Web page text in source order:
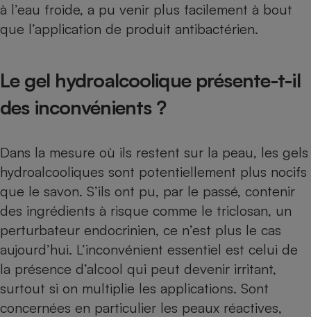
à l’eau froide, a pu venir plus facilement à bout
que l’application de produit antibactérien.
Le gel hydroalcoolique présente-t-il
des inconvénients ?
Dans la mesure où ils restent sur la peau, les gels
hydroalcooliques sont potentiellement plus nocifs
que le savon. S’ils ont pu, par le passé, contenir
des ingrédients à risque comme le triclosan, un
perturbateur endocrinien, ce n’est plus le cas
aujourd’hui. L’inconvénient essentiel est celui de
la présence d’alcool qui peut devenir irritant,
surtout si on multiplie les applications. Sont
concernées en particulier les peaux réactives,
Robot ménager